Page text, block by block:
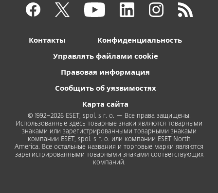
Контакты
Конфиденциальность
Управлять файлами cookie
Правовая информация
Сообщить об уязвимостях
Карта сайта
© 1992–2026 ESET, spol. s r. o. — Все права защищены.
Использованные здесь товарные знаки являются товарными
знаками или зарегистрированными товарными знаками
компании ESET, spol. s r. o. или компании ESET North
America. Все остальные названия и торговые марки являются
зарегистрированными товарными знаками соответствующих
компаний.